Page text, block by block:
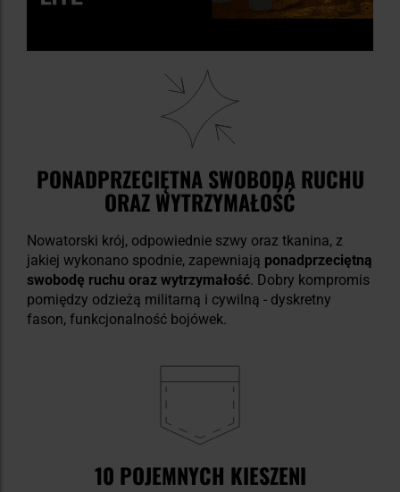
PONADPRZECIĘTNA SWOBODA RUCHU
ORAZ WYTRZYMAŁOŚĆ
Nowatorski krój, odpowiednie szwy oraz tkanina, z
jakiej wykonano spodnie, zapewniają ponadprzeciętną
swobodę ruchu oraz wytrzymałość. Dobry kompromis
pomiędzy odzieżą militarną i cywilną - dyskretny
fason, funkcjonalność bojówek.
10 POJEMNYCH KIESZENI